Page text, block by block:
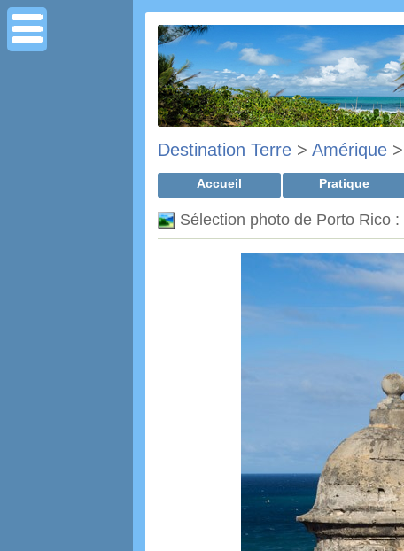
Destination Terre > Amérique >
Accueil Pratique
Sélection photo de Porto Rico